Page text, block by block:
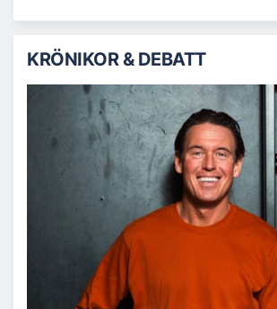
KRÖNIKOR & DEBATT